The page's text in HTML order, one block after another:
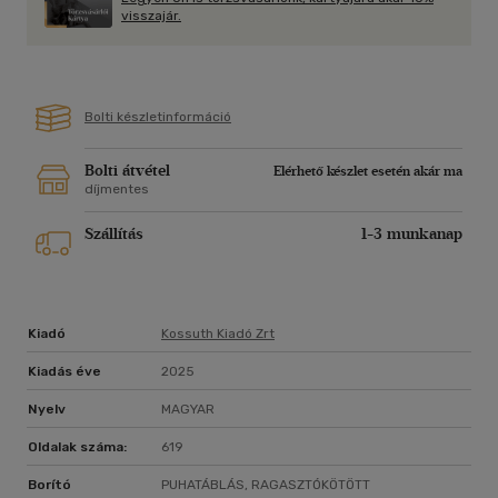
hatalmat - és a szívét? Vagy inkább megtartja magának...?
visszajár.
Bolti készletinformáció
Bolti átvétel
Elérhető készlet esetén akár ma
díjmentes
Szállítás 1-3 munkanap
Kiadó Kossuth Kiadó Zrt
Kiadás éve 2025
Nyelv MAGYAR
Oldalak száma: 619
Borító PUHATÁBLÁS, RAGASZTÓKÖTÖTT